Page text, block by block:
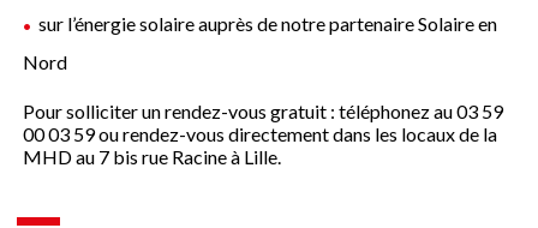
sur l’énergie solaire auprès de notre partenaire Solaire en
Nord
Pour solliciter un rendez-vous gratuit : téléphonez au 03 59
00 03 59 ou rendez-vous directement dans les locaux de la
MHD au 7 bis rue Racine à Lille.